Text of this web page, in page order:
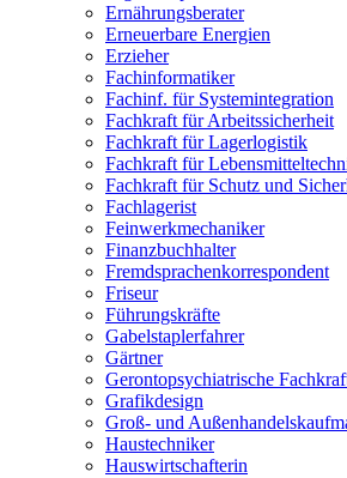
Ernährungsberater
Erneuerbare Energien
Erzieher
Fachinformatiker
Fachinf. für Systemintegration
Fachkraft für Arbeitssicherheit
Fachkraft für Lagerlogistik
Fachkraft für
Fachkraft für Schutz und
Fachlagerist
Feinwerkmechaniker
Finanzbuchhalter
Fremdsprachenkorrespondent
Friseur
Führungskräfte
Gabelstaplerfahrer
Gärtner
Gerontopsychiatrische
Grafikdesign
Groß- und
Haustechniker
Hauswirtschafterin